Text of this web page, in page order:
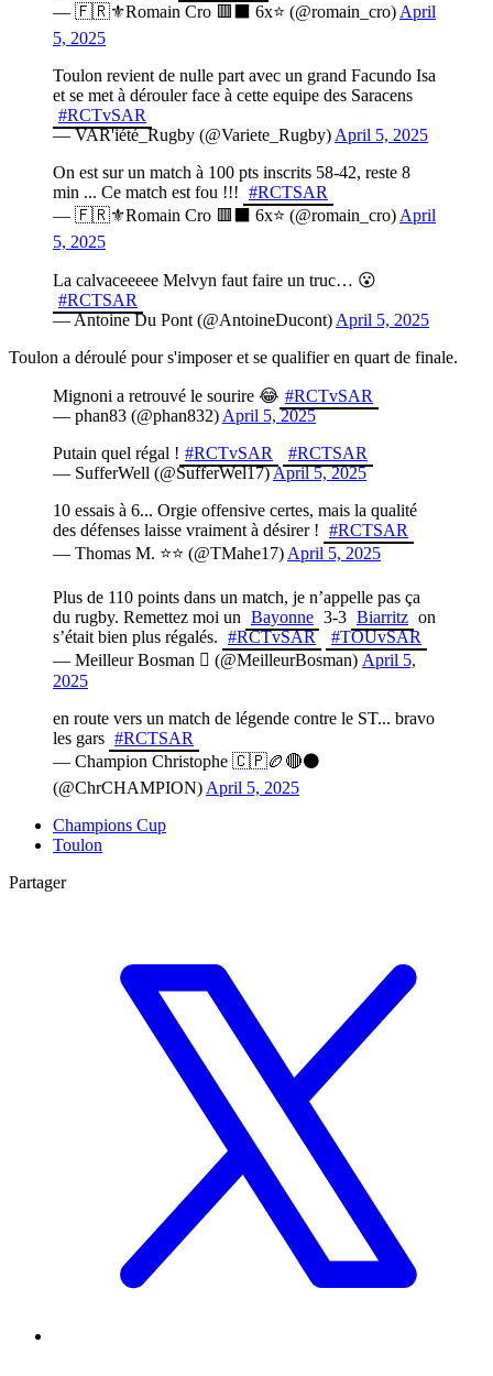
— 🇫🇷⚜️Romain Cro 🟥⬛️ 6x⭐️ (@romain_cro) April
5, 2025
Toulon revient de nulle part avec un grand Facundo Isa
et se met à dérouler face à cette equipe des Saracens
#RCTvSAR
— VAR'iété_Rugby (@Variete_Rugby) April 5, 2025
On est sur un match à 100 pts inscrits 58-42, reste 8
min ... Ce match est fou !!! #RCTSAR
— 🇫🇷⚜️Romain Cro 🟥⬛️ 6x⭐️ (@romain_cro) April
5, 2025
La calvaceeeee Melvyn faut faire un truc… 😮
#RCTSAR
— Antoine Du Pont (@AntoineDucont) April 5, 2025
Toulon a déroulé pour s'imposer et se qualifier en quart de finale.
Mignoni a retrouvé le sourire 😂 #RCTvSAR
— phan83 (@phan832) April 5, 2025
Putain quel régal ! #RCTvSAR
#RCTSAR
— SufferWell (@SufferWel17)April 5, 2025
10 essais à 6... Orgie offensive certes, mais la qualité
des défenses laisse vraiment à désirer ! #RCTSAR
— Thomas M. ⭐⭐ (@TMahe17) April 5, 2025
Plus de 110 points dans un match, je n’appelle pas ça
du rugby. Remettez moi un Bayonne 3-3 Biarritz on
s’était bien plus régalés. #RCTvSAR
#TOUvSAR
— Meilleur Bosman  (@MeilleurBosman) April 5,
2025
en route vers un match de légende contre le ST... bravo
les gars #RCTSAR
— Champion Christophe 🇨🇵🏉🔴⚫
(@ChrCHAMPION) April 5, 2025
Champions Cup
Toulon
Partager